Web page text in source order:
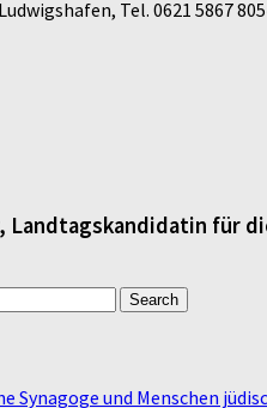
Tel. 0621 5867
Landtagskandidatin für
Synagoge und Menschen